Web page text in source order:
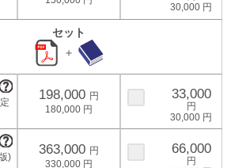
30,000
セット
＋
198,000
180,000
33,000
30,000
363,000
330,000
66,000